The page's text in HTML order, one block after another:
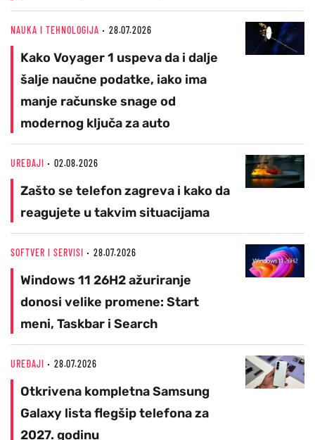
NAUKA I TEHNOLOGIJA 28.07.2026
Kako Voyager 1 uspeva da i dalje
šalje naučne podatke, iako ima
manje računske snage od
modernog ključa za auto
UREĐAJI 02.08.2026
Zašto se telefon zagreva i kako da
reagujete u takvim situacijama
SOFTVER I SERVISI 28.07.2026
Windows 11 26H2 ažuriranje
donosi velike promene: Start
meni, Taskbar i Search
UREĐAJI 28.07.2026
Otkrivena kompletna Samsung
Galaxy lista flegšip telefona za
2027. godinu